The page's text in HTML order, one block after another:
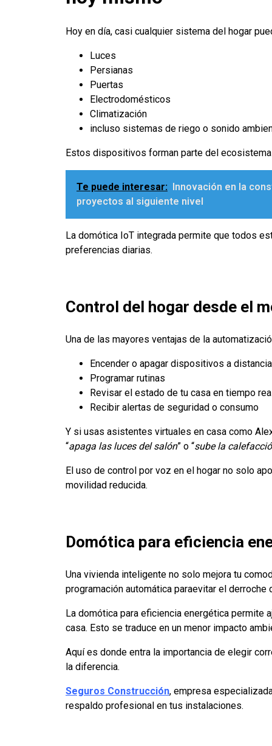
Hoy en día, casi cualquier sistema del hogar
Luces
Persianas
Puertas
Electrodomésticos
Climatización
incluso sistemas de riego o sonido
Estos dispositivos forman parte del
Te puede interesar: Innovación en la
proyectos al siguiente nivel
La domótica IoT integrada permite que todos
preferencias diarias.
Control del hogar desde el
Una de las mayores ventajas de la
Encender o apagar dispositivos a distancia
Programar rutinas
Revisar el estado de tu casa en tiempo
Recibir alertas de seguridad o consumo
Y si usas asistentes virtuales en casa como
“apaga las luces del salón” o “sube la
El uso de control por voz en el hogar no solo
movilidad reducida.
Domótica para eficiencia
Una vivienda inteligente no solo mejora tu
programación automática paraevitar el
La domótica para eficiencia energética permite
casa. Esto se traduce en un menor impacto
Aquí es donde entra la importancia de elegir
la diferencia.
Seguros Construcción, empresa
respaldo profesional en tus instalaciones.